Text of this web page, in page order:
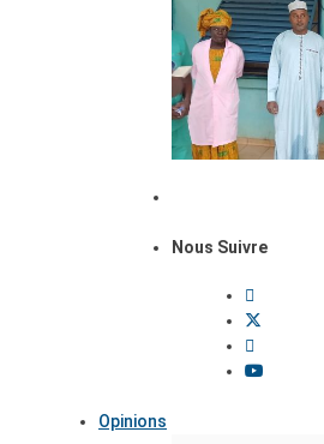
Nous Suivre
Opinions